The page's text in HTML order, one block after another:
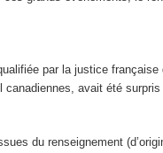
par la justice française
canadiennes, avait été
du renseignement